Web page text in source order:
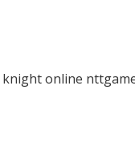
knight online